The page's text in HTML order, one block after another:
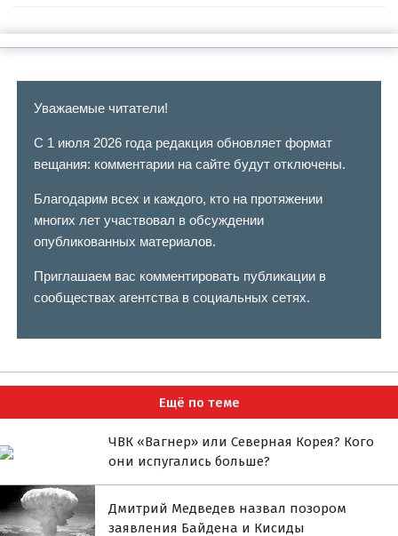
Уважаемые читатели!
С 1 июля 2026 года редакция обновляет формат
вещания: комментарии на сайте будут отключены.
Благодарим всех и каждого, кто на протяжении
многих лет участвовал в обсуждении
опубликованных материалов.
Приглашаем вас комментировать публикации в
сообществах агентства в социальных сетях.
Ещё по теме
ЧВК «Вагнер» или Северная Корея? Кого
они испугались больше?
Дмитрий Медведев назвал позором
заявления Байдена и Кисиды